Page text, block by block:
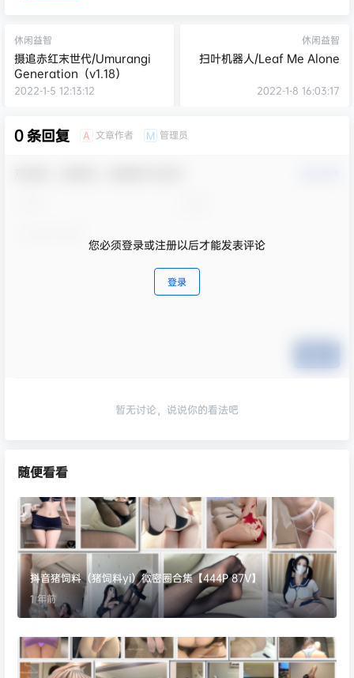
休闲益智
摄追赤红末世代/Umurangi
Generation（v1.18）
2022-1-5 12:13:12
休闲益智
扫叶机器人/Leaf Me Alone
2022-1-8 16:03:17
0 条回复 A 文章作者 M 管理员
您必须登录或注册以后才能发表评论
登录
暂无讨论，说说你的看法吧
随便看看
抖音猪饲料（猪饲料yi）微密圈合集【444P 87V】
1 年前